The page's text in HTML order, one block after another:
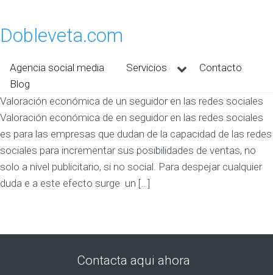
Dobleveta.com
Agencia social media Servicios
Contacto
Blog
Valoración económica de un seguidor en las redes sociales
Valoración económica de en seguidor en las redes sociales
es para las empresas que dudan de la capacidad de las redes
sociales para incrementar sus posibilidades de ventas, no
solo a nivel publicitario, si no social. Para despejar cualquier
duda e a este efecto surge un […]
Contacta aqui ahora